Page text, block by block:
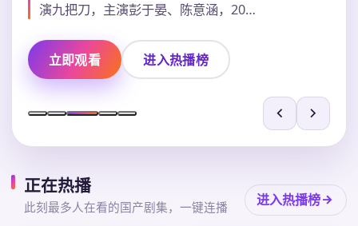
演九把刀，主演彭于晏、陈意涵，20…
立即观看 进入热播榜
正在热播
此刻最多人在看的国产剧集，一键连播 进入热播榜